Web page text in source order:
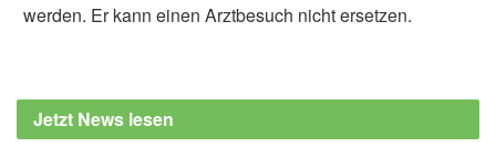
werden. Er kann einen Arztbesuch nicht ersetzen.
Jetzt News lesen